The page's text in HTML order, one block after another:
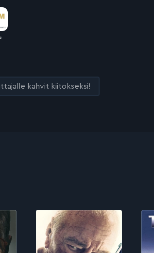
kahvit kiitokseksi!